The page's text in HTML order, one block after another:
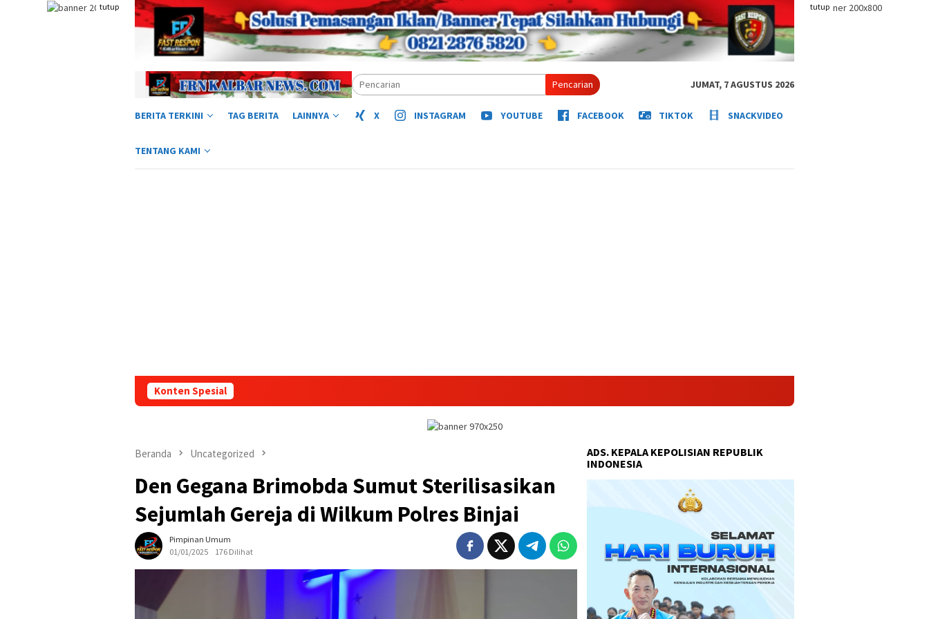
tutup tutup
Pencarian JUMAT, 7 AGUSTUS 2026
BERITA TERKINI TAG BERITA LAINNYA X INSTAGRAM YOUTUBE FACEBOOK TIKTOK SNACKVIDEO
TENTANG KAMI
Konten Spesial
Beranda Uncategorized
Den Gegana Brimobda Sumut Sterilisasikan
Sejumlah Gereja di Wilkum Polres Binjai
Pimpinan Umum
01/01/2025
176 Dilihat
ADS. KEPALA KEPOLISIAN REPUBLIK
INDONESIA